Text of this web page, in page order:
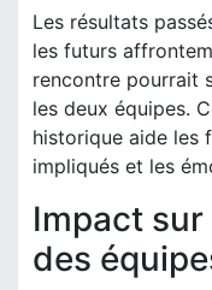
Les résultats
les futurs
rencontre pourrait
les deux équipes.
historique aide les
impliqués et les
Impact
des